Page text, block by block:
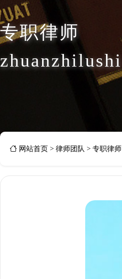
专职律师
zhuanzhilushi
网站首页 > 律师团队 > 专职律师